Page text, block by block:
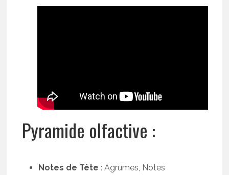
Pyramide olfactive :
Notes de Tête : Agrumes, Notes